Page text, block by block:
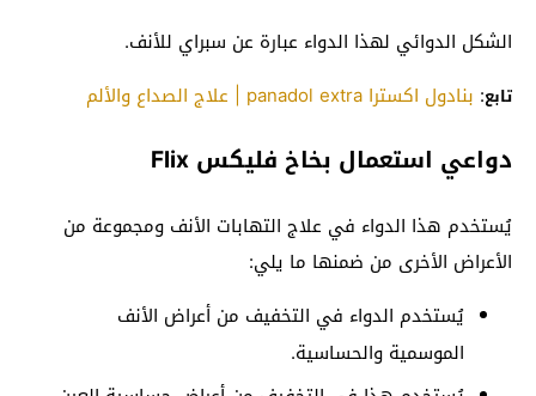
الشكل الدوائي لهذا الدواء عبارة عن سبراي للأنف.
تابع: بنادول اكسترا panadol extra | علاج الصداع والألم
دواعي استعمال بخاخ فليكس Flix
يُستخدم هذا الدواء في علاج التهابات الأنف ومجموعة من
الأعراض الأخرى من ضمنها ما يلي:
يُستخدم الدواء في التخفيف من أعراض الأنف
الموسمية والحساسية.